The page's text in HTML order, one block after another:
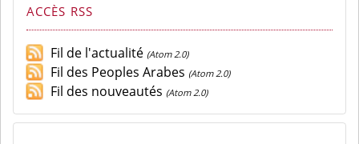
ACCÈS RSS
Fil de l'actualité (Atom 2.0)
Fil des Peoples Arabes (Atom 2.0)
Fil des nouveautés (Atom 2.0)